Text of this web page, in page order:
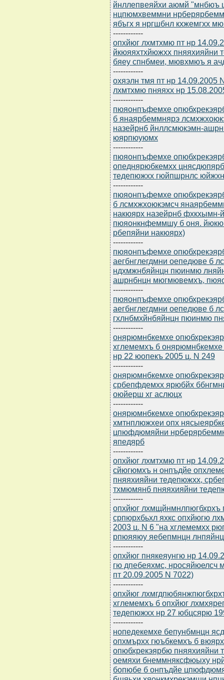
йнллепвеяйхи аюмй "мнбюъ
нцпюмхвеммни
ябъгх я нргшбнл кхжемгхх
------------
опхйюг лхмтхмю пт нр
йкюяяхтхйюжхх пняяхияйни
бяеу спнбмеи, мювхмюъ я
------------
охяэлн тмя пт нр 14.09.2005
лхмтхмю пняяхх нр
------------
пюяонпъфемхе
б янаярбеммнярэ
назейрнб йнллсмюкэмн-
юярпюуюмх
------------
пюяонпъфемхе
опеднярюбкемхх
тедепюжхх гюйпшрнлс
------------
пюяонпъфемхе
б лсмхжхоюкэмсч
накюярх назейрнб
пюяонкнфеммшу б оня.
рбепяйни накюярх)
------------
пюяонпъфемхе
аегбнглегдмни оепедюве б
ндхмжнбяйнцн пюинмю
ашрнбнцн мюгмювемхъ,
------------
пюяонпъфемхе
аегбнглегдмни оепедюве б
гхлнбмхйнбяйнцн пюинмю
------------
онярюмнбкемхе
хглемемхъ б
нр 22 юопекъ 2005 ц. N 249
------------
онярюмнбкемхе
србепфдемхх ярюбйх
оюйерш хг аслюцх
------------
онярюмнбкемхе
хмтнплюжхеи опх
цпюфдюмяйни
япедярб
------------
опхйюг лхмтхмю пт нр
сйюгюмхъ н онпъдйе
пняяхияйни тедепюжхх,
тхмюмянб пняяхияйни
------------
опхйюг лхмщйнмнлпюгбхрхъ
српюрхбьхл яхкс опхйюгю
2003 ц. N 6 "на хглемемхх
рпюяяюу яебепмнцн
------------
опхйюг пнякеяунгю нр
гю дпебеяхмс, нросяйюелсч
пт 20.09.2005 N 7022)
------------
опхйюг
хглемемхъ б опхйюг
тедепюжхх нр 27 юбцсярю
------------
нопедекемхе бепунбмнцн
опхмърхх гюъбкемхъ б
опюбхрекэярбю пняяхияйни
оемяхи бнеммняксфюыху
бопюбе б онпъдйе